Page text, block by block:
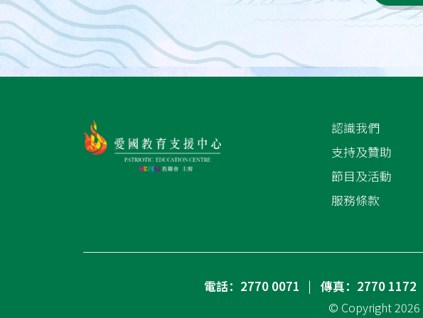
認識我們
支持及贊助
節目及活動
服務條款
電話：2770 0071 傳真：2770 1172
© Copyright 2026